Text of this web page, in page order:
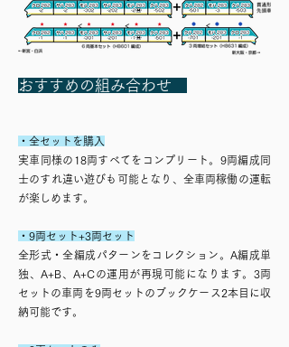
おすすめの組み合わせ
・全セットを購入
実車同様の18両すべてをコンプリート。9両編成同
士のすれ違い遊びも可能となり、全車両稼働の運転
が楽しめます。
・9両セット+3両セット
全形式・全編成パターンをコレクション。A編成単
独、A+B、A+Cの運用が再現可能になります。 3両
セットの車両を9両セットのブックケース2本目に収
納可能です。